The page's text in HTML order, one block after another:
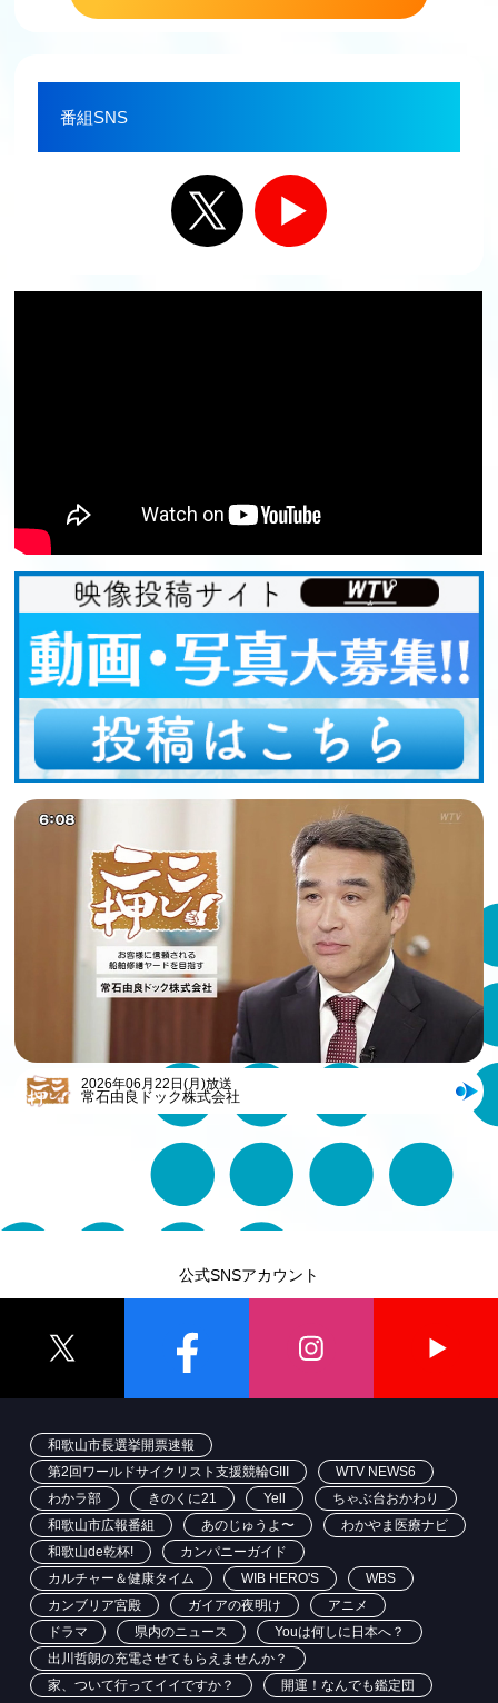
番組SNS
2026年06月22日(月)放送
常石由良ドック株式会社
公式SNSアカウント
和歌山市長選挙開票速報
第2回ワールドサイクリスト支援競輪GIII
WTV NEWS6
わかラ部
きのくに21 Yell
ちゃぶ台おかわり
和歌山市広報番組
あのじゅうよ〜
わかやま医療ナビ
和歌山de乾杯!
カンパニーガイド
カルチャー＆健康タイム
WIB HERO'S
WBS
カンブリア宮殿
ガイアの夜明け
アニメ
ドラマ
県内のニュース
Youは何しに日本へ？
出川哲朗の充電させてもらえませんか？
家、ついて行ってイイですか？
開運！なんでも鑑定団